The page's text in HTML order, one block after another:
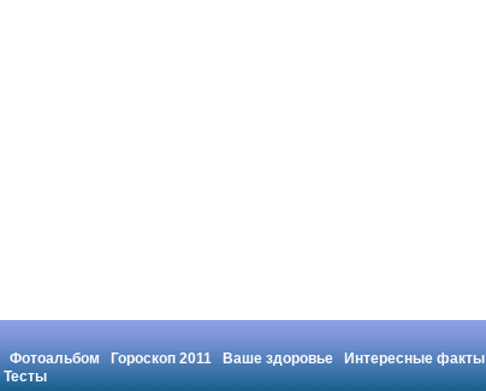
Фотоальбом Гороскоп 2011 Ваше здоровье Интересные факты
Тесты